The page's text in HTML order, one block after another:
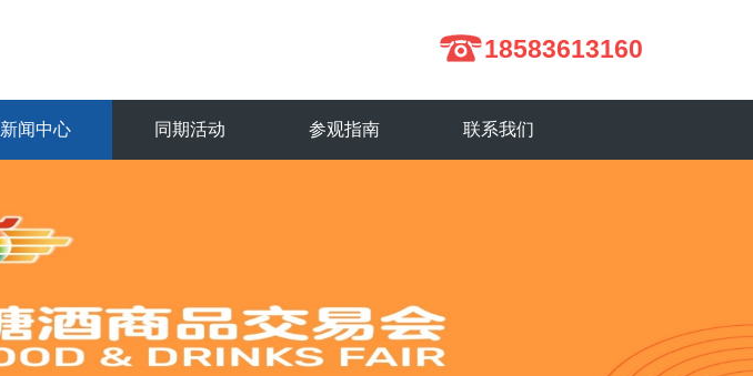
18583613160
新闻中心 同期活动 参观指南 联系我们